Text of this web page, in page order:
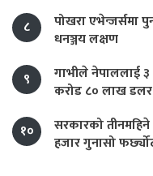
८
पोखरा एभेन्जर्समा
धनञ्जय लक्षण
९
गाभीले नेपाललाई
करोड ८० लाख
१०
सरकारको तीनमहिने
हजार गुनासो